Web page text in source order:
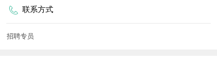
联系方式
招聘专员